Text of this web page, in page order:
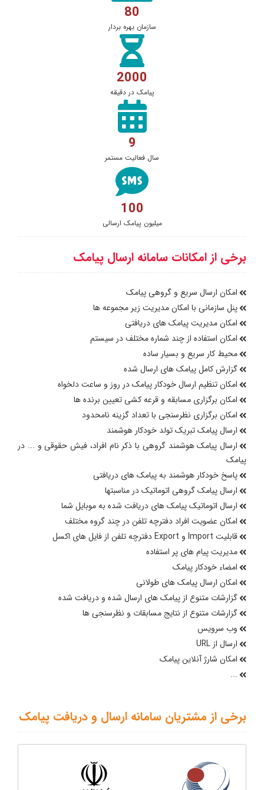
80
سازمان بهره بردار
2000
پیامک در دقیقه
9
سال فعالیت مستمر
100
میلیون پیامک ارسالی
برخی از امکانات سامانه ارسال پیامک
امکان ارسال سریع و گروهی پیامک
پنل سازمانی با امکان مدیریت زیر مجموعه ها
امکان مدیریت پیامک های دریافتی
امکان استفاده از چند شماره مختلف در سیستم
محیط کار سریع و بسیار ساده
گزارش کامل پیامک های ارسال شده
امکان تنظیم ارسال خودکار پیامک در روز و ساعت دلخواه
امکان برگزاری مسابقه و قرعه کشی تعیین برنده ها
امکان برگزاری نظرسنجی با تعداد گزینه نامحدود
ارسال پیامک تبریک تولد خودکار هوشمند
ارسال پیامک هوشمند گروهی با ذکر نام افراد، فیش حقوقی و ... در
پیامک
پاسخ خودکار هوشمند به پیامک های دریافتی
ارسال پیامک گروهی اتوماتیک در مناسبتها
ارسال اتوماتیک پیامک های دریافت شده به موبایل شما
امکان عضویت افراد دفترچه تلفن در چند گروه مختلف
قابلیت Import و Export دفترچه تلفن از فایل های اکسل
مدیریت پیام های پر استفاده
امضاء خودکار پیامک
امکان ارسال پیامک های طولانی
گزارشات متنوع از پیامک های ارسال شده و دریافت شده
گزارشات متنوع از نتایج مسابقات و نظرسنجی ها
وب سرویس
ارسال از URL
امکان شارژ آنلاین پیامک
...
برخی از مشتریان سامانه ارسال و دریافت پیامک